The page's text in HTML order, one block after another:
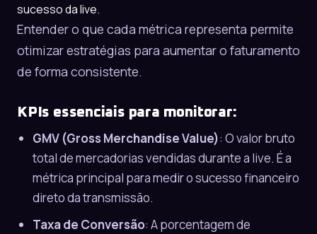
sucesso da live.
Entender o que cada métrica representa permite
otimizar estratégias para aumentar o faturamento
de forma consistente.
KPIs essenciais para monitorar:
GMV (Gross Merchandise Value): O valor bruto
total de mercadorias vendidas durante a live. É a
métrica principal para medir o sucesso financeiro
direto da transmissão.
Taxa de Conversão: A porcentagem de